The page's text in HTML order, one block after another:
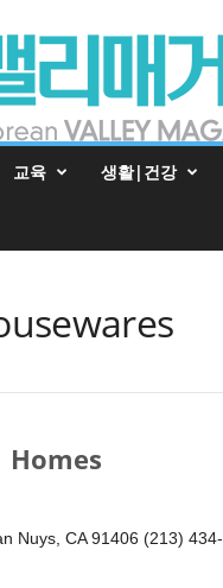
교육 생활|건강
Homes
Nuys, CA 91406 (213) 434-